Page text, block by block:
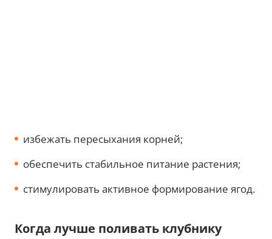
избежать пересыхания корней;
обеспечить стабильное питание растения;
стимулировать активное формирование ягод.
Когда лучше поливать клубнику